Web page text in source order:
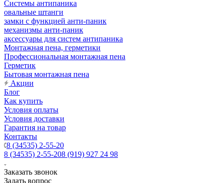
Системы антипаника
овальные штанги
замки с функцией анти-паник
механизмы анти-паник
аксессуары для систем антипаника
Монтажная пена, герметики
Профессиональная монтажная пена
Герметик
Бытовая монтажная пена
Акции
Блог
Как купить
Условия оплаты
Условия доставки
Гарантия на товар
Контакты
8 (34535) 2-55-20
8 (34535) 2-55-208 (919) 927 24 98
Заказать звонок
Задать вопрос